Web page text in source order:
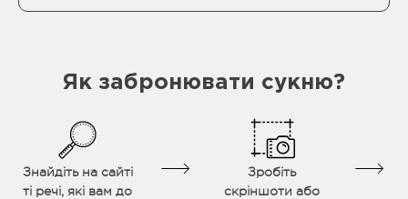
Як забронювати сукню?
Знайдіть на сайті
ті речі, які вам до
Зробіть
скріншоти або